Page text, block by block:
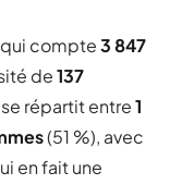
compte3 847
de137
répartit entre1
(51 %), avec
en fait une